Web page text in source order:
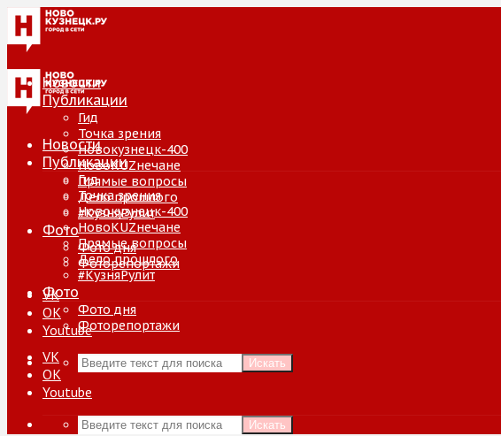
Новости
Публикации
Гид
Точка зрения
Новокузнецк-400
НовоKUZнечане
Прямые вопросы
Дело прошлого
#КузняРулит
Фото
Фото дня
Фоторепортажи
VK
ОК
Youtube
Искать
Новости
Публикации
Гид
Точка зрения
Новокузнецк-400
НовоKUZнечане
Прямые вопросы
Дело прошлого
#КузняРулит
Фото
Фото дня
Фоторепортажи
VK
ОК
Youtube
Искать